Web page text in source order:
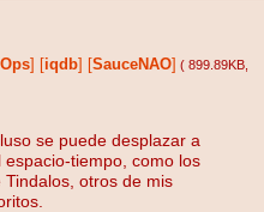
iqdb SauceNAO ( 899.89KB
se puede desplazar a
espacio-tiempo, como los
Tindalos, otros de mis